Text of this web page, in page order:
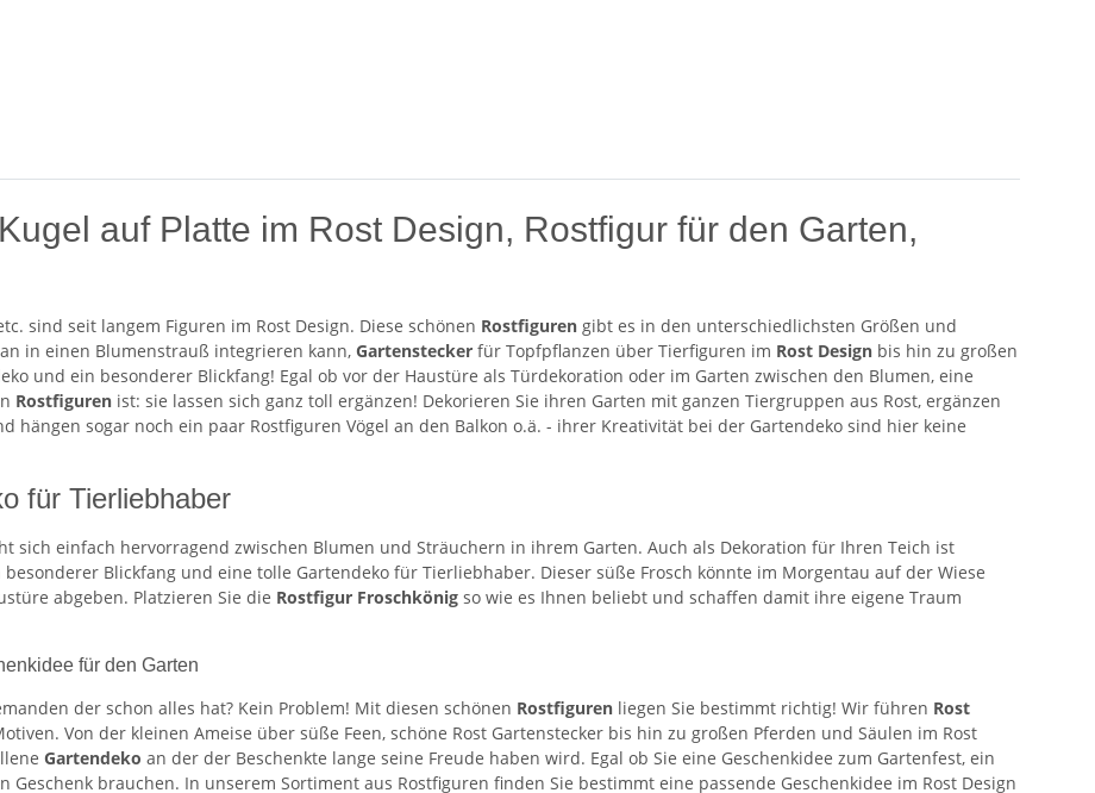
auf Platte im Rost Design, Rostfigur für den Garten,
sind seit langem Figuren im Rost Design. Diese schönen Rostfiguren gibt es in den unterschiedlichsten Größen und
in einen Blumenstrauß integrieren kann, Gartenstecker für Topfpflanzen über Tierfiguren im Rost Design bis hin zu großen
und ein besonderer Blickfang! Egal ob vor der Haustüre als Türdekoration oder im Garten zwischen den Blumen, eine
Rostfiguren ist: sie lassen sich ganz toll ergänzen! Dekorieren Sie ihren Garten mit ganzen Tiergruppen aus Rost, ergänzen
hängen sogar noch ein paar Rostfiguren Vögel an den Balkon o.ä. - ihrer Kreativität bei der Gartendeko sind hier keine
für Tierliebhaber
sich einfach hervorragend zwischen Blumen und Sträuchern in ihrem Garten. Auch als Dekoration für Ihren Teich ist
besonderer Blickfang und eine tolle Gartendeko für Tierliebhaber. Dieser süße Frosch könnte im Morgentau auf der Wiese
abgeben. Platzieren Sie die Rostfigur Froschkönig so wie es Ihnen beliebt und schaffen damit ihre eigene Traum
für den Garten
der schon alles hat? Kein Problem! Mit diesen schönen Rostfiguren liegen Sie bestimmt richtig! Wir führen Rost
Von der kleinen Ameise über süße Feen, schöne Rost Gartenstecker bis hin zu großen Pferden und Säulen im Rost
Gartendeko an der der Beschenkte lange seine Freude haben wird. Egal ob Sie eine Geschenkidee zum Gartenfest, ein
Geschenk brauchen. In unserem Sortiment aus Rostfiguren finden Sie bestimmt eine passende Geschenkidee im Rost Design